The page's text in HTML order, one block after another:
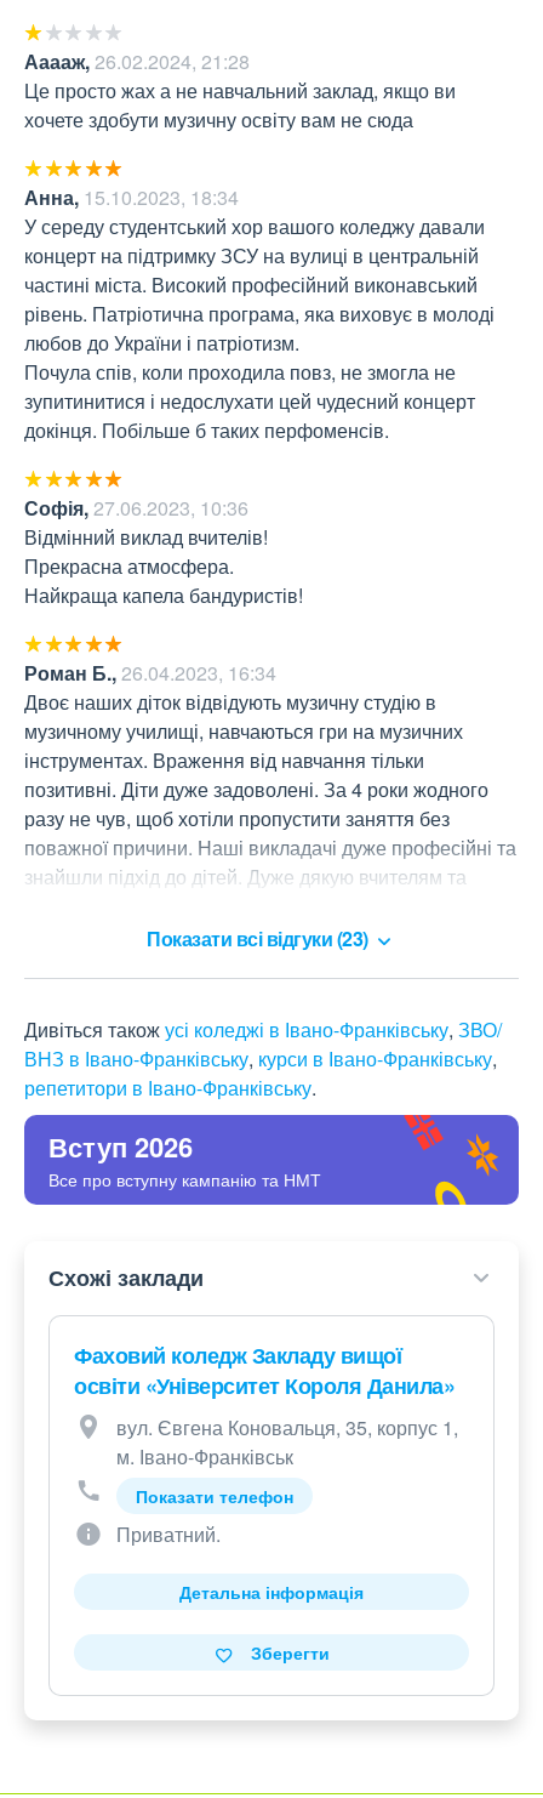
Ааааж,26.02.2024, 21:28
Це просто жах а не навчальний заклад, якщо ви
хочете здобути музичну освіту вам не сюда
Анна, 15.10.2023, 18:34
У середу студентський хор вашого коледжу давали
концерт на підтримку ЗСУ на вулиці в центральній
частині міста. Високий професійний виконавський
рівень. Патріотична програма, яка виховує в молоді
любов до України і патріотизм.
Почула спів, коли проходила повз, не змогла не
зупитинитися і недослухати цей чудесний концерт
докінця. Побільше б таких перфоменсів.
Софія,27.06.2023, 10:36
Відмінний виклад вчителів!
Прекрасна атмосфера.
Найкраща капела бандуристів!
Роман Б.,26.04.2023, 16:34
Двоє наших діток відвідують музичну студію в
музичному училищі, навчаються гри на музичних
інструментах. Враження від навчання тільки
позитивні. Діти дуже задоволені. За 4 роки жодного
разу не чув, щоб хотіли пропустити заняття без
поважної причини. Наші викладачі дуже професійні та
знайшли підхід до дітей. Дуже дякую вчителям та
Показати всі відгуки (23)
Дивіться такожусі коледжі в Івано-Франківську, ЗВО/
ВНЗ в Івано-Франківську, курси в Івано-Франківську,
репетитори в Івано-Франківську.
Вступ 2026
Все про вступну кампанію та НМТ
Схожі заклади
Фаховий коледж Закладу вищої
освіти «Університет Короля Данила»
вул. Євгена Коновальця, 35, корпус 1,
м. Івано-Франківськ
Показати телефон
Приватний.
Детальна інформація
Зберегти